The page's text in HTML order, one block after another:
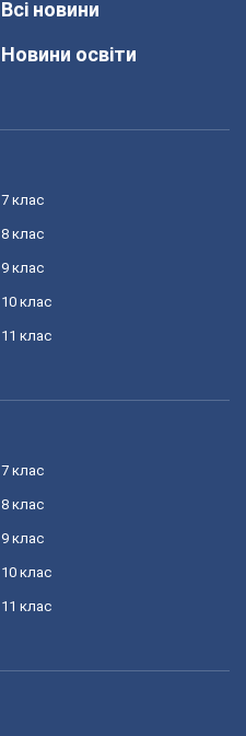
Всі новини
Новини освіти
7 клас
8 клас
9 клас
10 клас
11 клас
7 клас
8 клас
9 клас
10 клас
11 клас